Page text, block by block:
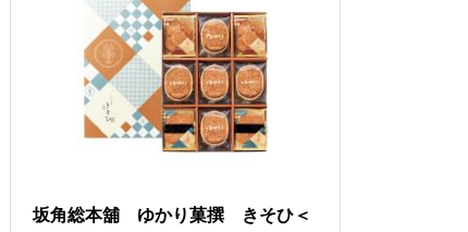
坂角総本舖 ゆかり菓撰 きそひ＜